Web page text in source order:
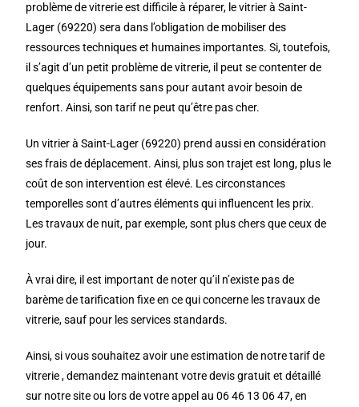
problème de vitrerie est difficile à réparer, le vitrier à Saint-
Lager (69220) sera dans l’obligation de mobiliser des
ressources techniques et humaines importantes. Si, toutefois,
il s’agit d’un petit problème de vitrerie, il peut se contenter de
quelques équipements sans pour autant avoir besoin de
renfort. Ainsi, son tarif ne peut qu’être pas cher.
Un vitrier à Saint-Lager (69220) prend aussi en considération
ses frais de déplacement. Ainsi, plus son trajet est long, plus le
coût de son intervention est élevé. Les circonstances
temporelles sont d’autres éléments qui influencent les prix.
Les travaux de nuit, par exemple, sont plus chers que ceux de
jour.
À vrai dire, il est important de noter qu’il n’existe pas de
barème de tarification fixe en ce qui concerne les travaux de
vitrerie, sauf pour les services standards.
Ainsi, si vous souhaitez avoir une estimation de notre tarif de
vitrerie , demandez maintenant votre devis gratuit et détaillé
sur notre site ou lors de votre appel au 06 46 13 06 47, en